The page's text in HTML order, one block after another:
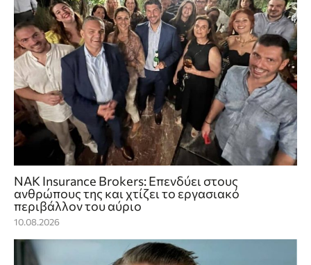
NAK Insurance Brokers: Επενδύει στους
ανθρώπους της και χτίζει το εργασιακό
περιβάλλον του αύριο
10.08.2026